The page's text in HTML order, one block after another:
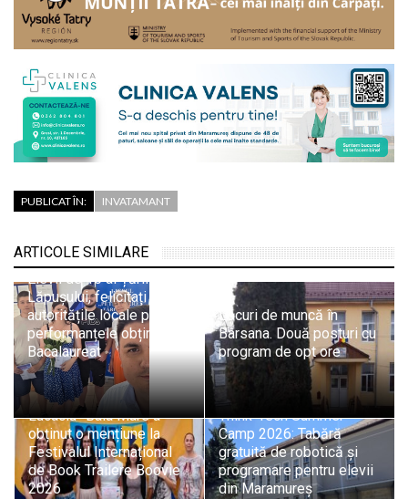
PUBLICAT ÎN: INVATAMANT
ARTICOLE SIMILARE
Elevii de 10 ai Țării
Lăpușului, felicitați de
autoritățile locale pentru
performanțele obținute la
Bacalaureat
Locuri de muncă în
Bârsana. Două posturi cu
program de opt ore
Echipa Colegiului „Vasile
Lucaciu” Baia Mare a
obținut o mențiune la
Festivalul Internațional
de Book Trailere Boovie
2026
Think-Tech Summer
Camp 2026: Tabără
gratuită de robotică și
programare pentru elevii
din Maramureș